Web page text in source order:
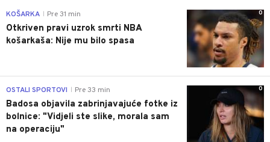
0
KOŠARKA Pre 31 min
Otkriven pravi uzrok smrti NBA
košarkaša: Nije mu bilo spasa
0
OSTALI SPORTOVI Pre 33 min
Badosa objavila zabrinjavajuće fotke iz
bolnice: "Vidjeli ste slike, morala sam
na operaciju"